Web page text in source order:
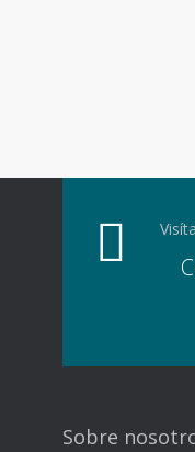
Sobre